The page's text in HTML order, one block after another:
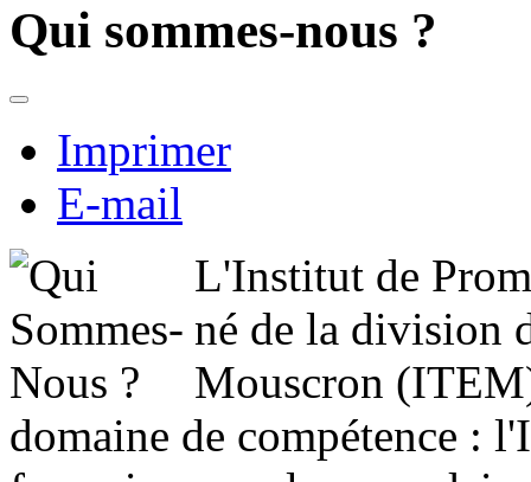
Qui sommes-nous ?
Imprimer
E-mail
L'Institut de
né de la division
Mouscron
domaine de compétence :